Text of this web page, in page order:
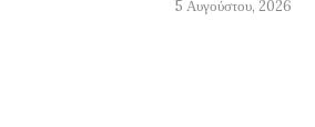
5 Αυγούστου, 2026